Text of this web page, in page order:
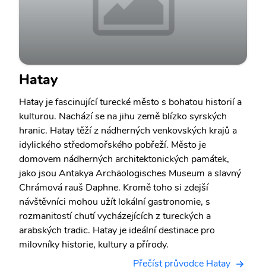
Hatay
Hatay je fascinující turecké město s bohatou historií a
kulturou. Nachází se na jihu země blízko syrských
hranic. Hatay těží z nádherných venkovských krajů a
idylického středomořského pobřeží. Město je
domovem nádherných architektonických památek,
jako jsou Antakya Archäologisches Museum a slavný
Chrámová rauš Daphne. Kromě toho si zdejší
návštěvníci mohou užít lokální gastronomie, s
rozmanitostí chutí vycházejících z tureckých a
arabských tradic. Hatay je ideální destinace pro
milovníky historie, kultury a přírody.
Přečíst průvodce Hatay